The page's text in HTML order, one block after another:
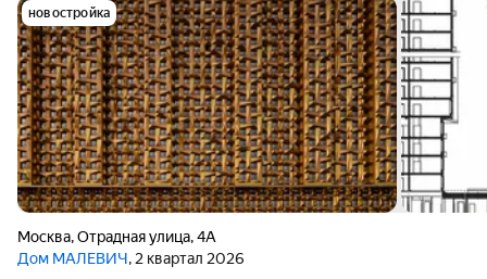
новостройка
Москва,Отрадная улица,4А
Дом МАЛЕВИЧ, 2 квартал 2026